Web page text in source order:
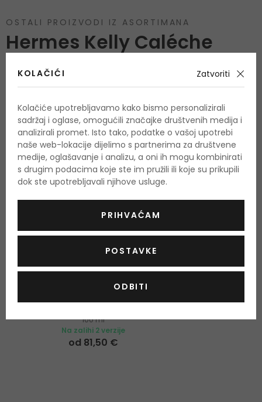
OSTALI PROIZVODI IZ ASORTIMANA
Hermes Kelly Caléche
Hermes Kelly Caléche
100 ml
Na zalihi 2 verzije
od 81,50 €
KOLAČIĆI Zatvoriti
Kolačiće upotrebljavamo kako bismo personalizirali
sadržaj i oglase, omogućili značajke društvenih medija i
analizirali promet. Isto tako, podatke o vašoj upotrebi
naše web-lokacije dijelimo s partnerima za društvene
medije, oglašavanje i analizu, a oni ih mogu kombinirati
s drugim podacima koje ste im pružili ili koje su prikupili
dok ste upotrebljavali njihove usluge.
PRIHVAĆAM
POSTAVKE
ODBITI